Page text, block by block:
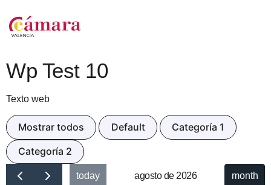
Wp Test 10
Texto web
Mostrar todos Default Categoría 1
Categoría 2
today agosto de 2026 month